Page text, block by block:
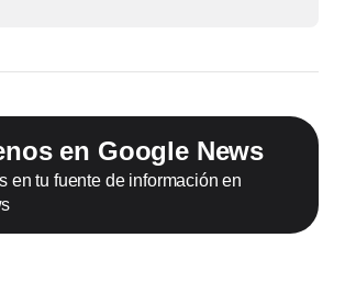
en Google News
en tu fuente de información en